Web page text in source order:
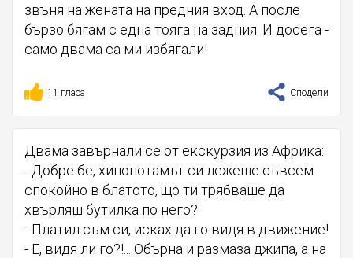
звъня на жената на предния вход. А после
бързо бягам с една тояга на задния. И досега -
само двама са ми избягали!
11 гласа Сподели
Двама завърнали се от екскурзия из Африка:
- Добре бе, хипопотамът си лежеше съвсем
спокойно в блатото, що ти трябваше да
хвърляш бутилка по него?
- Платил съм си, исках да го видя в движение!
- Е, видя ли го?!... Обърна и размаза джипа, а на